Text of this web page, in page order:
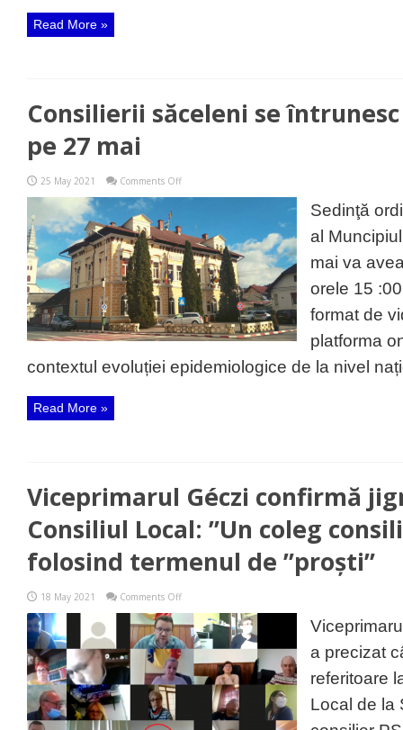
Read More »
Consilierii săceleni se
pe 27 mai
25 May 2021 Comments Offon
întrunesc
în
ședință
joi,
pe
27
mai
Sedinţă
al
mai va
orele 15
format de
platforma
contextul evoluției epidemiologice de la nivel
Read More »
Viceprimarul Géczi confirmă
Consiliul Local: ”Un coleg
folosind termenul de ”proști”
18 May 2021 Comments Offon
Géczi
confirmă
jignirea
din
Consiliul
Local:
consilier
a precizat
referitoare
Local de la